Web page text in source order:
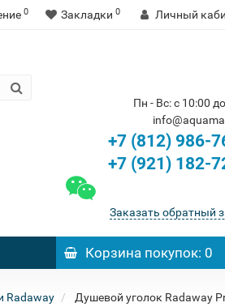
0 Закладки 0 Личный
Пн - Вс: с 10:00
+7 (812) 986-
+7 (921) 182-
Заказать обратный
Корзинапокупок: 0
Radaway
Душевой уголок Radaway